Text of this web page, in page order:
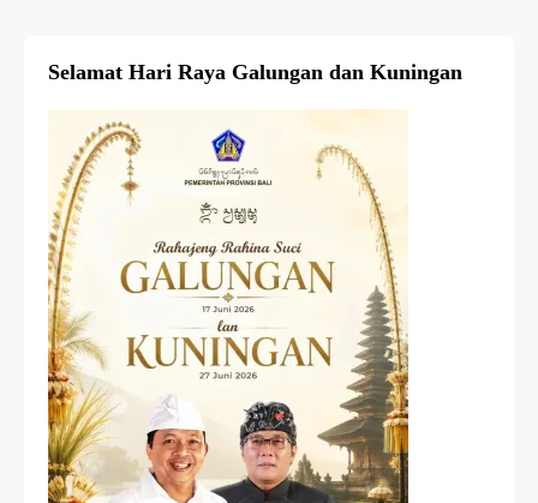
Selamat Hari Raya Galungan dan Kuningan